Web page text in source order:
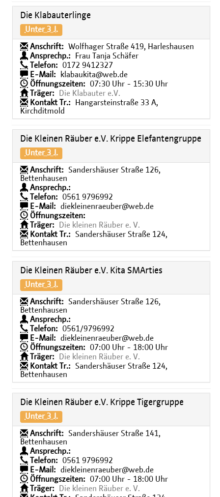
Die Klabauterlinge
Unter 3 J.
Anschrift:
Wolfhager Straße 419, Harleshausen
Ansprechp.:
Frau Tanja Schäfer
Telefon:
0172 9412327
E-Mail:
klabaukita@web.de
Öffnungszeiten:
07:30 Uhr - 15:30 Uhr
Träger:
Die Klabauter e.V.
Kontakt Tr.:
Hangarsteinstraße 33 A,
Kirchditmold
Die Kleinen Räuber e.V. Krippe Elefantengruppe
Unter 3 J.
Anschrift:
Sandershäuser Straße 126,
Bettenhausen
Ansprechp.:
Telefon:
0561 9796992
E-Mail:
diekleinenraeuber@web.de
Öffnungszeiten:
Träger:
Die kleinen Räuber e. V.
Kontakt Tr.:
Sandershäuser Straße 124,
Bettenhausen
Die Kleinen Räuber e.V. Kita SMArties
Unter 3 J.
Anschrift:
Sandershäuser Straße 126,
Bettenhausen
Ansprechp.:
Telefon:
0561/9796992
E-Mail:
diekleinenraeuber@web.de
Öffnungszeiten:
07:00 Uhr - 18:00 Uhr
Träger:
Die kleinen Räuber e. V.
Kontakt Tr.:
Sandershäuser Straße 124,
Bettenhausen
Die Kleinen Räuber e.V. Krippe Tigergruppe
Unter 3 J.
Anschrift:
Sandershäuser Straße 141,
Bettenhausen
Ansprechp.:
Telefon:
0561 9796992
E-Mail:
diekleinenraeuber@web.de
Öffnungszeiten:
07:00 Uhr - 18:00 Uhr
Träger:
Die kleinen Räuber e. V.